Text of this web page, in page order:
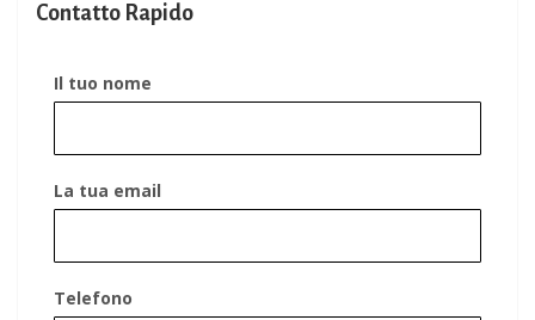
Contatto Rapido
Il tuo nome
La tua email
Telefono